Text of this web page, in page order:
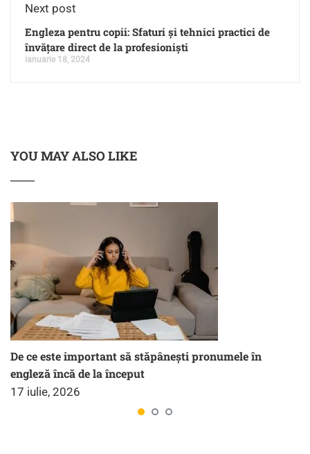
Next post
Engleza pentru copii: Sfaturi și tehnici practici de
învățare direct de la profesioniști
ianuarie 18, 2024
YOU MAY ALSO LIKE
De ce este important să stăpânești pronumele în
engleză încă de la început
17 iulie, 2026